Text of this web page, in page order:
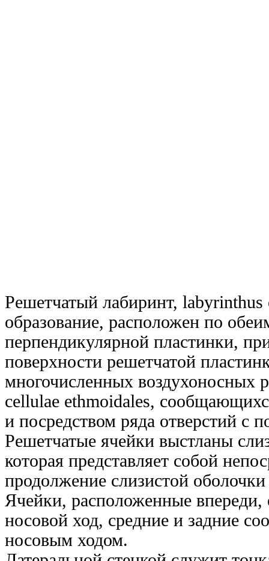
Решетчатый лабиринт,
образование, расположен по
перпендикулярной пластинки,
поверхности решетчатой
многочисленных воздухоносных
cellulae ethmoidales,
и посредством ряда отверстий с
Решетчатые ячейки выстланы
которая представляет собой
продолжение слизистой
Ячейки, расположенные
носовой ход, средние и задние
носовым ходом.